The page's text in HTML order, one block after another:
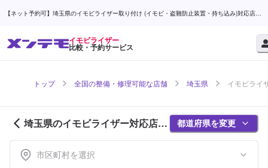
【ネット予約可】埼玉県のイモビライザー取り付け (イモビ・盗難防止装置・持ち込み)対応店舗
イモビライザー
比較・予約サービス
トップ 全国の整備・修理可能な店舗 埼玉県 イモビライ
埼玉県のイモビライザー対応店舗
紹介 (1ページ目)
都道府県を変更
市区町村を選択